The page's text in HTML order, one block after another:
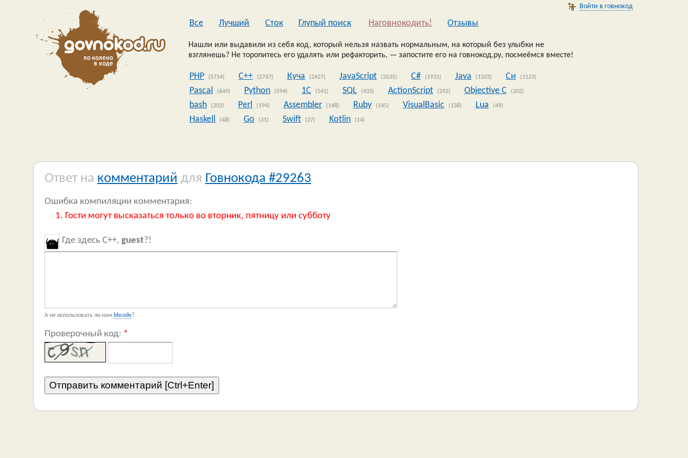
Войти в говнокод
Все Лучший Сток Глупый поиск Наговнокодить! Oтзывы
Нашли или выдавили из себя код, который нельзя назвать нормальным, на который без улыбки не
взглянешь? Не торопитесь его удалять или рефакторить, — запостите его на говнокод.ру, посмеёмся вместе!
PHP (5714) C++ (2747) Куча (2427) JavaScript (2035) C# (1931) Java (1503) Си (1123)
Pascal (649) Python (594) 1C (541) SQL (433) ActionScript (292) Objective C (202)
bash (202) Perl (194) Assembler (148) Ruby (145) VisualBasic (138) Lua (49)
Haskell (48) Go (31) Swift (27) Kotlin (14)
Ответ на комментарий для Говнокода #29263
Ошибка компиляции комментария:
Гости могут высказаться только во вторник, пятницу или субботу
Где здесь C++, guest?!
А не использовать ли нам bbcode?
Проверочный код: *